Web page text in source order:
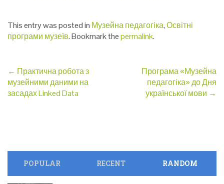
This entry was posted in Музейна педагогіка,Освітні
програми музеїв. Bookmark thepermalink.
Post
navigation
← Практична робота з
музейними даними на
засадах Linked Data
Програма «Музейна
педагогіка» до Дня
української мови →
POPULAR RECENT RANDOM